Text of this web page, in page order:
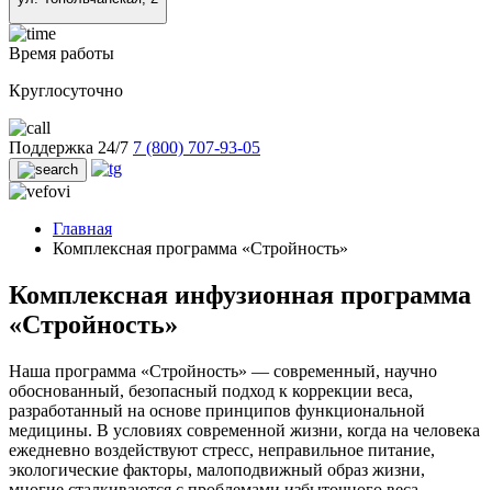
Время работы
Круглосуточно
Поддержка 24/7 7 (800) 707-93-05
Главная
Комплексная программа «Стройность»
Комплексная инфузионная программа
«Стройность»
Наша программа «Стройность» — современный, научно
обоснованный, безопасный подход к коррекции веса,
разработанный на основе принципов функциональной
медицины. В условиях современной жизни, когда на человека
ежедневно воздействуют стресс, неправильное питание,
экологические факторы, малоподвижный образ жизни,